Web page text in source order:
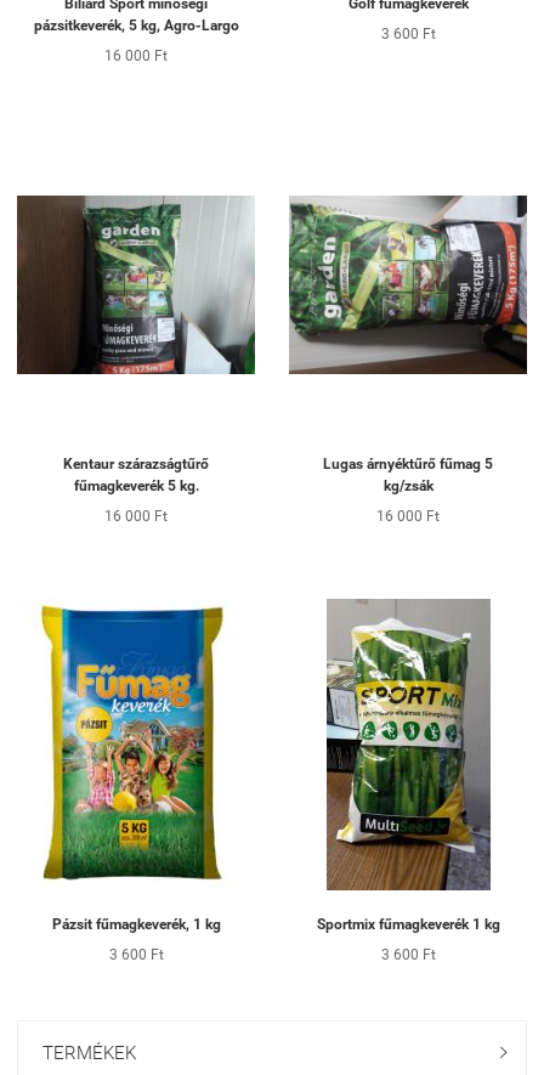
pázsitkeverék, 5 kg, Agro-Largo
16 000 Ft
3 600 Ft
Kentaur szárazságtűrő
fűmagkeverék 5 kg.
16 000 Ft
Lugas árnyéktűrő fűmag 5
kg/zsák
16 000 Ft
Pázsit fűmagkeverék, 1 kg
3 600 Ft
Sportmix fűmagkeverék 1 kg
3 600 Ft
TERMÉKEK 